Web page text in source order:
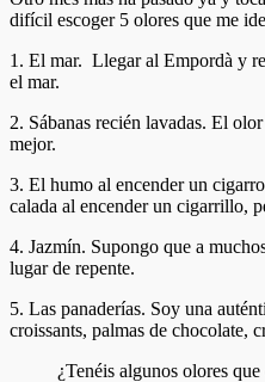
difícil escoger 5 olores que me
1. El mar. Llegar al Empordà y
el mar.
2. Sábanas recién lavadas. El
mejor.
3. El humo al encender un
calada al encender un cigarrillo,
4. Jazmín. Supongo que a
lugar de repente.
5. Las panaderías. Soy una
croissants, palmas de chocolate,
¿Tenéis algunos olores